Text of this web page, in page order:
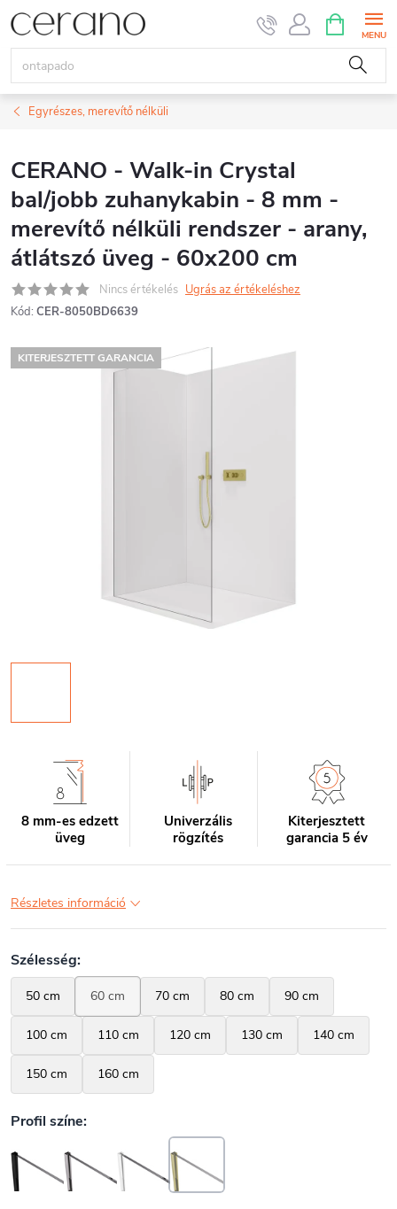
Ugrás
tartalomhoz
KOSÁR
Egyrészes, merevítő nélküli
CERANO - Walk-in Crystal
bal/jobb zuhanykabin - 8 mm -
merevítő nélküli rendszer - arany,
átlátszó üveg - 60x200 cm
Nincs értékelés Ugrás az értékeléshez
Kód: CER-8050BD6639
KITERJESZTETT GARANCIA
8 mm-es edzett
üveg
Univerzális
rögzítés
Kiterjesztett
garancia 5 év
Részletes információ